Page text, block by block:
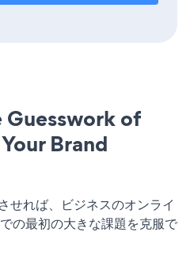
Guesswork of
Brand
れば、ビジネスのオンライ
の最初の大きな課題を克服で